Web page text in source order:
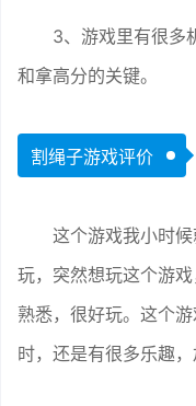
3、游戏里有很多
和拿高分的关键。
割绳子游戏评价
这个游戏我小时
玩，突然想玩这个游
熟悉，很好玩。这个
时，还是有很多乐趣，